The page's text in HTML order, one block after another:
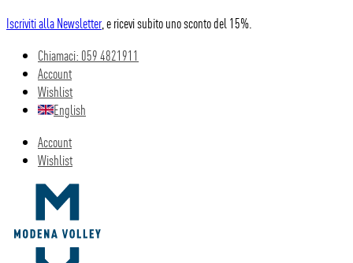
Iscriviti alla Newsletter, e ricevi subito uno sconto del 15%.
Chiamaci: 059 4821911
Account
Wishlist
English
Account
Wishlist